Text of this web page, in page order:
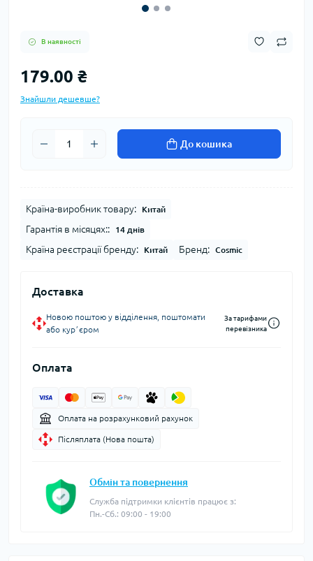
В наявності
179.00 ₴
Знайшли дешевше?
До кошика
Країна-виробник товару: Китай
Гарантія в місяцях:: 14 днів
Країна реєстрації бренду: Китай Бренд: Cosmic
Доставка
Новою поштою у відділення, поштомати
або курʼєром
За тарифами
перевізника
Оплата
Оплата на розрахунковий рахунок
Післяплата (Нова пошта)
Обмін та повернення
Служба підтримки клієнтів працює з:
Пн.-Сб.: 09:00 - 19:00